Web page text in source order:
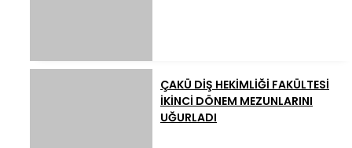
ÇAKÜ DİŞ HEKİMLİĞİ FAKÜLTESİ
İKİNCİ DÖNEM MEZUNLARINI
UĞURLADI